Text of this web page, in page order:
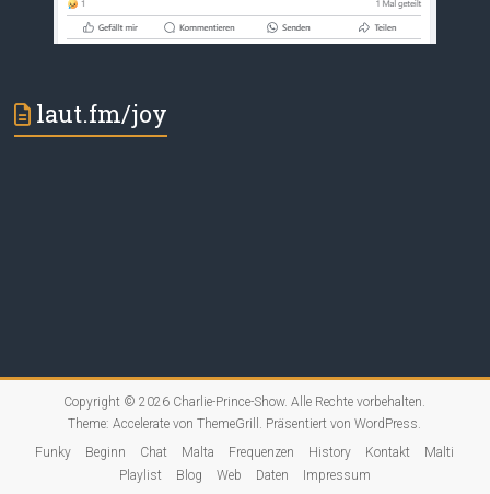
laut.fm/joy
Copyright © 2026 Charlie-Prince-Show. Alle Rechte vorbehalten.
Theme:Accelerate von ThemeGrill. Präsentiert vonWordPress.
Funky
Beginn Chat Malta Frequenzen History Kontakt
Malti
Playlist
Blog Web Daten Impressum